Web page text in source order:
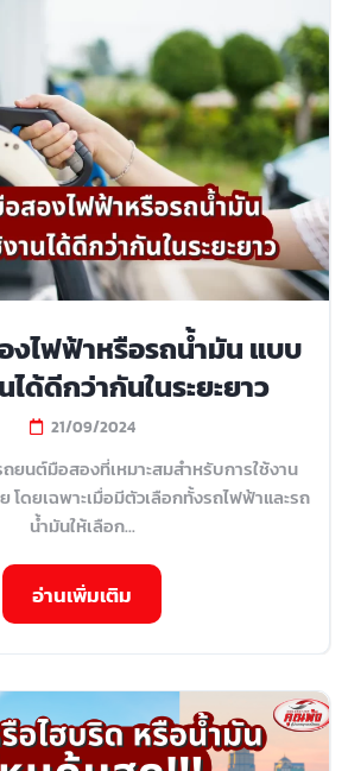
งไฟฟ้าหรือรถน้ำมัน แบบ
ได้ดีกว่ากันในระยะยาว
21/09/2024
ยนต์มือสองที่เหมาะสมสำหรับการใช้งาน
ย โดยเฉพาะเมื่อมีตัวเลือกทั้งรถไฟฟ้าและรถ
น้ำมันให้เลือก...
อ่านเพิ่มเติม